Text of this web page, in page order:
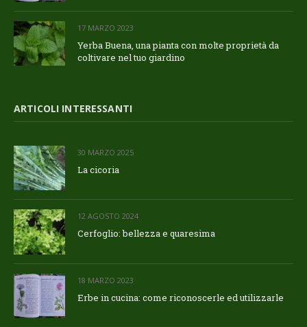
17 MARZO 2023
Yerba Buena, una pianta con molte proprietà da
coltivare nel tuo giardino
ARTICOLI INTERESSANTI
30 MARZO 2025
La cicoria
12 AGOSTO 2024
Cerfoglio: bellezza e quaresima
18 MARZO 2023
Erbe in cucina: come riconoscerle ed utilizzarle